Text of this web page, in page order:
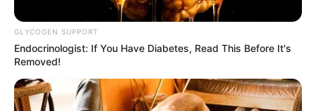
GLYCOGEN SUPPORT
Endocrinologist: If You Have Diabetes, Read This Before It's
Removed!